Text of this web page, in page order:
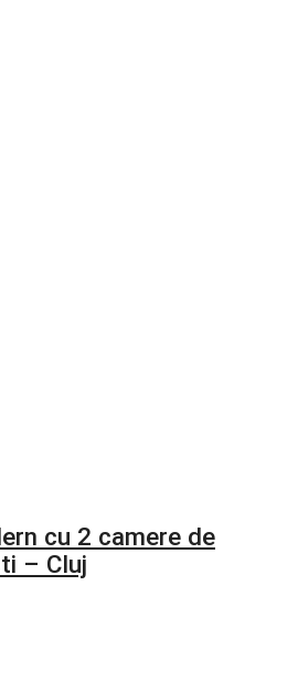
cu 2 camere de
– Cluj